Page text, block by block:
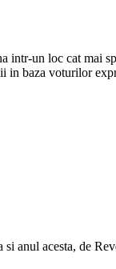
intr-un loc cat mai
baza voturilor
anul acesta, de